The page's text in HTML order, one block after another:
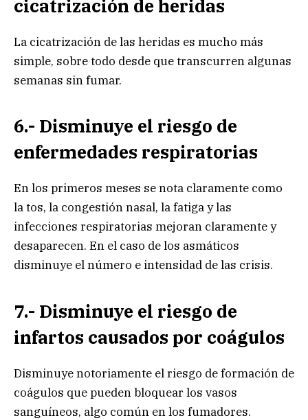
cicatrización de heridas
La cicatrización de las heridas es mucho más
simple, sobre todo desde que transcurren algunas
semanas sin fumar.
6.- Disminuye el riesgo de
enfermedades respiratorias
En los primeros meses se nota claramente como
la tos, la congestión nasal, la fatiga y las
infecciones respiratorias mejoran claramente y
desaparecen. En el caso de los asmáticos
disminuye el número e intensidad de las crisis.
7.- Disminuye el riesgo de
infartos causados por coágulos
Disminuye notoriamente el riesgo de formación de
coágulos que pueden bloquear los vasos
sanguíneos, algo común en los fumadores.